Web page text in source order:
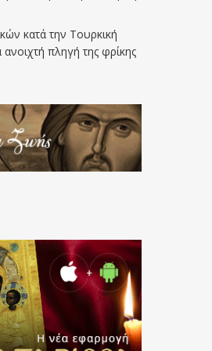
κατά την Τουρκική
πληγή της φρίκης